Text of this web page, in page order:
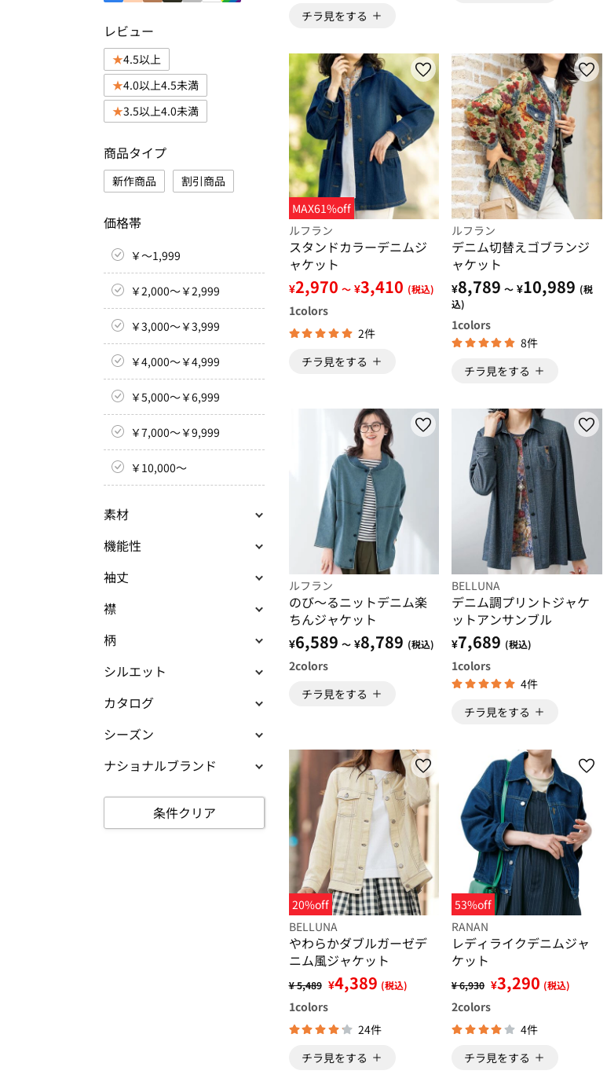
レビュー
4.5以上
4.0以上4.5未満
3.5以上4.0未満
商品タイプ
新作商品 割引商品
価格帯
￥～1,999
￥2,000～￥2,999
￥3,000～￥3,999
￥4,000～￥4,999
￥5,000～￥6,999
￥7,000～￥9,999
￥10,000～
素材
機能性
袖丈
襟
柄
シルエット
カタログ
シーズン
ナショナルブランド
条件クリア
チラ見をする
MAX61%off
ルフラン
スタンドカラーデニムジ
ャケット
¥2,970 ～ ¥3,410 (税込)
1colors
2件
チラ見をする
ルフラン
デニム切替えゴブランジ
ャケット
¥8,789 ～ ¥10,989 (税
込)
1colors
8件
チラ見をする
ルフラン
のび～るニットデニム楽
ちんジャケット
¥6,589 ～ ¥8,789 (税込)
2colors
チラ見をする
BELLUNA
デニム調プリントジャケ
ットアンサンブル
¥7,689 (税込)
1colors
4件
チラ見をする
20%off
BELLUNA
やわらかダブルガーゼデ
ニム風ジャケット
¥ 5,489 ¥4,389 (税込)
1colors
24件
チラ見をする
53%off
RANAN
レディライクデニムジャ
ケット
¥ 6,930 ¥3,290 (税込)
2colors
4件
チラ見をする